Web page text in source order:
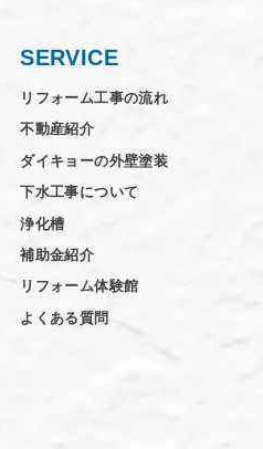
SERVICE
リフォーム工事の流れ
不動産紹介
ダイキョーの外壁塗装
下水工事について
浄化槽
補助金紹介
リフォーム体験館
よくある質問